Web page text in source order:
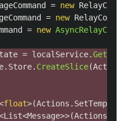
= new
= new
= new
= localService.
. Store. CreateSlice(Actions
float>(Actions .
List<Message>>(Actions